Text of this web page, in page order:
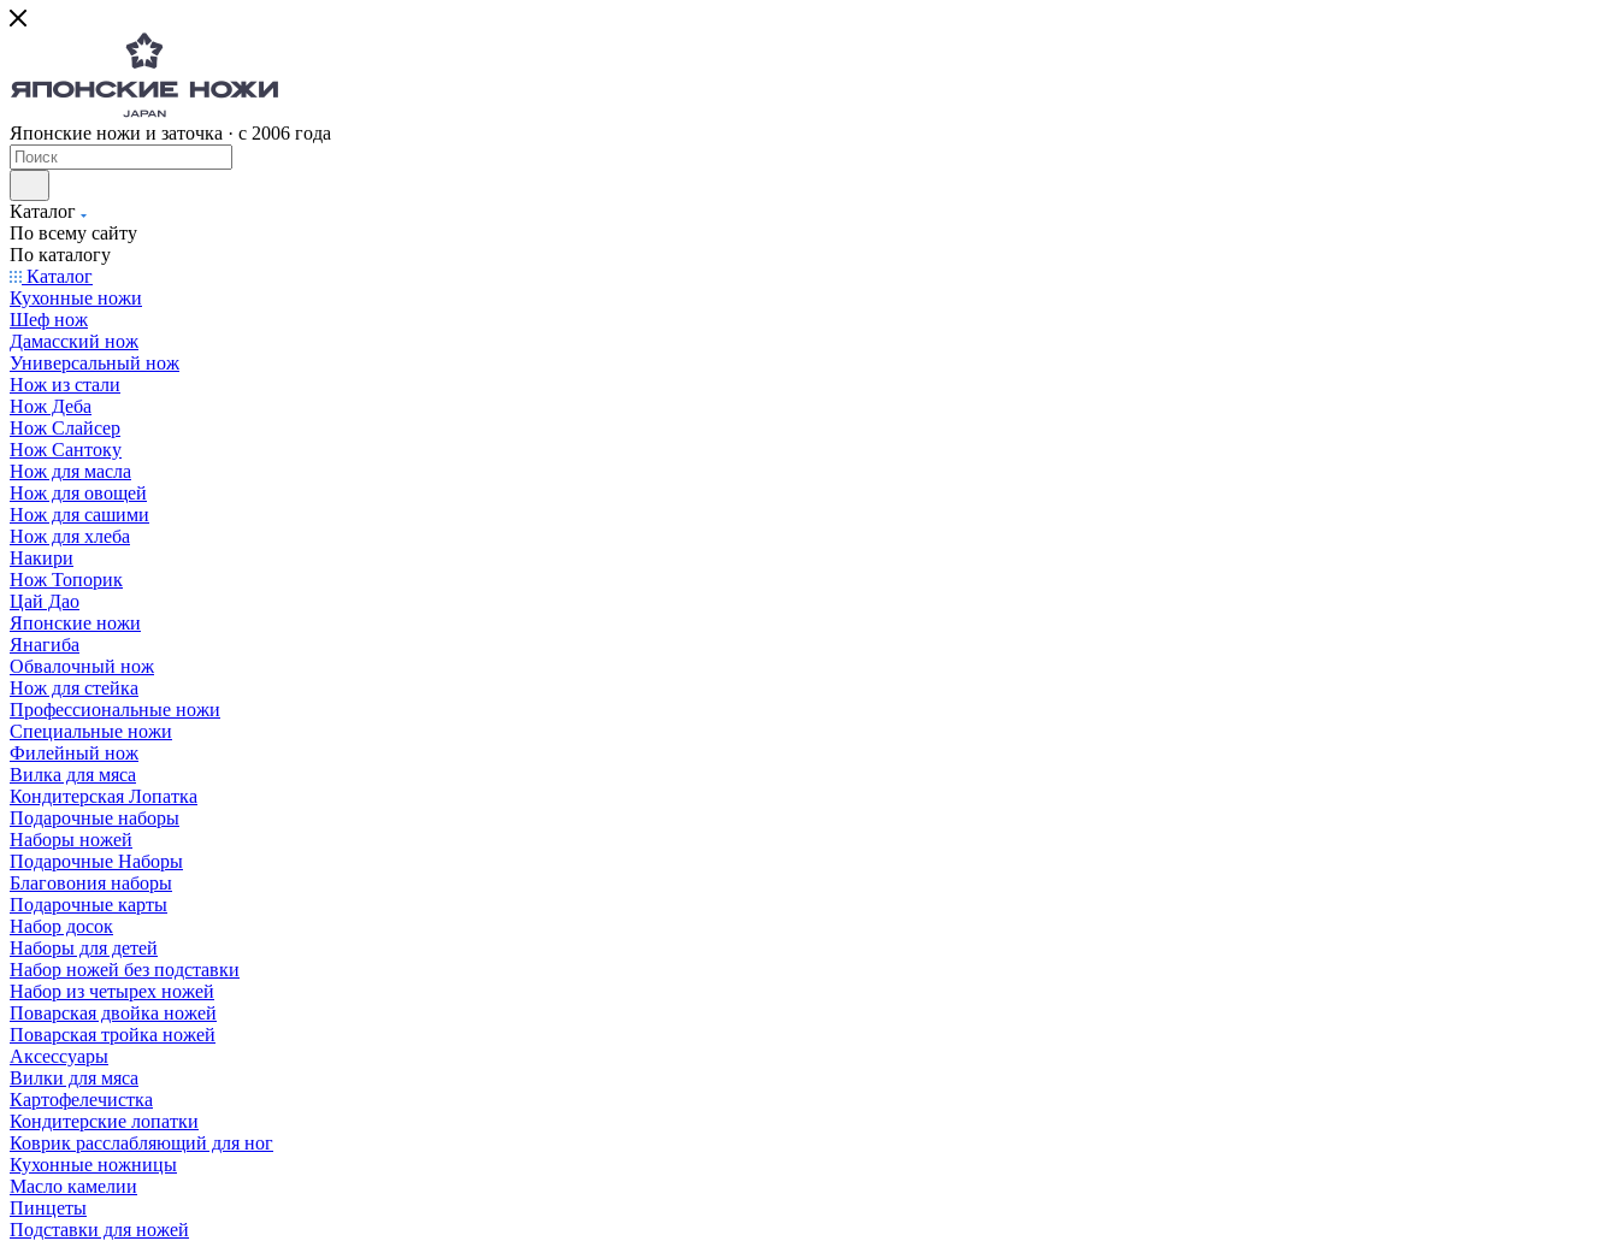
Японские ножи и заточка · с 2006 года
Каталог
По всему сайту
По каталогу
Каталог
Кухонные ножи
Шеф нож
Дамасский нож
Универсальный нож
Нож из стали
Нож Деба
Нож Слайсер
Нож Сантоку
Нож для масла
Нож для овощей
Нож для сашими
Нож для хлеба
Накири
Нож Топорик
Цай Дао
Японские ножи
Янагиба
Обвалочный нож
Нож для стейка
Профессиональные ножи
Специальные ножи
Филейный нож
Вилка для мяса
Кондитерская Лопатка
Подарочные наборы
Наборы ножей
Подарочные Наборы
Благовония наборы
Подарочные карты
Набор досок
Наборы для детей
Набор ножей без подставки
Набор из четырех ножей
Поварская двойка ножей
Поварская тройка ножей
Аксессуары
Вилки для мяса
Картофелечистка
Кондитерские лопатки
Коврик расслабляющий для ног
Кухонные ножницы
Масло камелии
Пинцеты
Подставки для ножей